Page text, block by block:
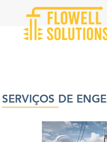
SERVIÇOS DE